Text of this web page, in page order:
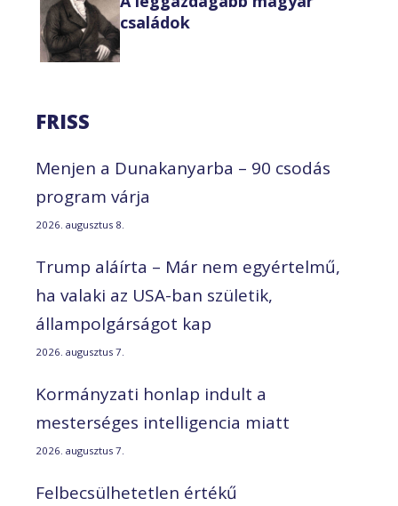
családok
FRISS
Menjen a Dunakanyarba – 90 csodás
program várja
2026. augusztus 8.
Trump aláírta – Már nem egyértelmű,
ha valaki az USA-ban születik,
állampolgárságot kap
2026. augusztus 7.
Kormányzati honlap indult a
mesterséges intelligencia miatt
2026. augusztus 7.
Felbecsülhetetlen értékű